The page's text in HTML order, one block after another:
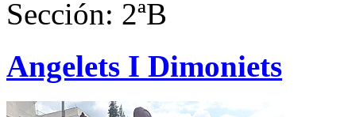
Sección: 2ªB
Angelets I Dimoniets